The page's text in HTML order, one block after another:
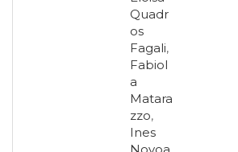
Quadr
os
Fagali,
Fabiol
a
Matara
zzo,
Ines